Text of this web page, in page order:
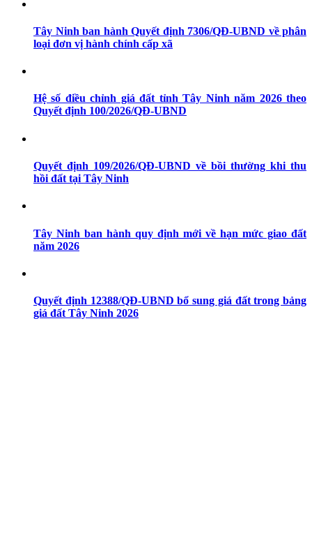
Tây Ninh ban hành Quyết định 7306/QĐ-UBND về phân
loại đơn vị hành chính cấp xã
Hệ số điều chỉnh giá đất tỉnh Tây Ninh năm 2026 theo
Quyết định 100/2026/QĐ-UBND
Quyết định 109/2026/QĐ-UBND về bồi thường khi thu
hồi đất tại Tây Ninh
Tây Ninh ban hành quy định mới về hạn mức giao đất
năm 2026
Quyết định 12388/QĐ-UBND bổ sung giá đất trong bảng
giá đất Tây Ninh 2026